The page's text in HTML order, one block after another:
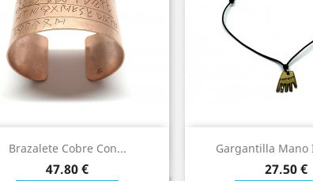
Brazalete Cobre Con...
Precio
47,80 €
Gargantilla Mano
Precio
27,50 €